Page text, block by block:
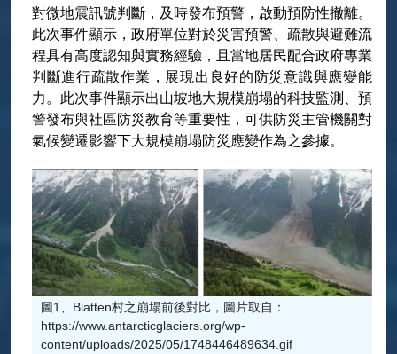
對微地震訊號判斷，及時發布預警，啟動預防性撤離。
此次事件顯示，政府單位對於災害預警、疏散與避難流
程具有高度認知與實務經驗，且當地居民配合政府專業
判斷進行疏散作業，展現出良好的防災意識與應變能
力。此次事件顯示出山坡地大規模崩塌的科技監測、預
警發布與社區防災教育等重要性，可供防災主管機關對
氣候變遷影響下大規模崩塌防災應變作為之參據。
圖1、Blatten村之崩塌前後對比，圖片取自：
https://www.antarcticglaciers.org/wp-
content/uploads/2025/05/1748446489634.gif